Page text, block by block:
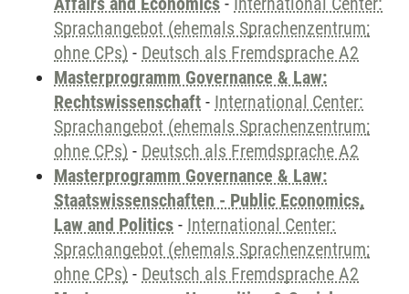
Sprachangebot (ehemals Sprachenzentrum;
ohne CPs) - Deutsch als Fremdsprache A2
Masterprogramm Governance & Law:
Rechtswissenschaft - International Center:
Sprachangebot (ehemals Sprachenzentrum;
ohne CPs) - Deutsch als Fremdsprache A2
Masterprogramm Governance & Law:
Staatswissenschaften - Public Economics,
Law and Politics - International Center:
Sprachangebot (ehemals Sprachenzentrum;
ohne CPs) - Deutsch als Fremdsprache A2